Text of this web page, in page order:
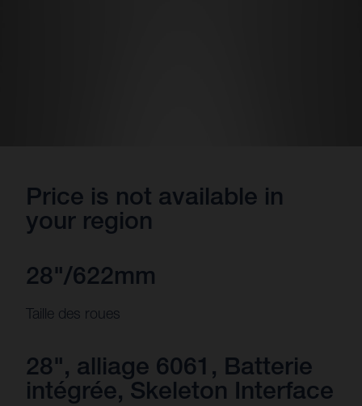
Price is not available in
your region
28"/622mm
Taille des roues
28", alliage 6061, Batterie
intégrée, Skeleton Interface